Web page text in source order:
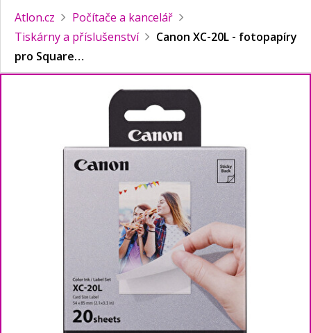
Atlon.cz
Počítače a kancelář
Tiskárny a příslušenství
Canon XC-20L - fotopapíry
pro Square…